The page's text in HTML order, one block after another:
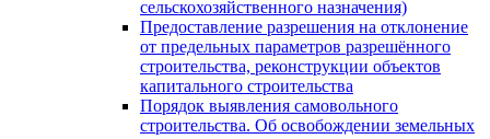
сельскохозяйственного назначения)
Предоставление разрешения на отклонение
от предельных параметров разрешённого
строительства, реконструкции объектов
капитального строительства
Порядок выявления самовольного
строительства. Об освобождении земельных